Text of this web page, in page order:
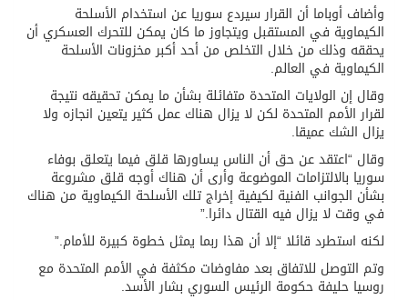
وأضاف أوباما أن القرار سيردع سوريا عن استخدام الأسلحة
الكيماوية في المستقبل ويتجاوز ما كان يمكن للتحرك العسكري أن
يحققه وذلك من خلال التخلص من أحد أكبر مخزونات الأسلحة
الكيماوية في العالم.
وقال إن الولايات المتحدة متفائلة بشأن ما يمكن تحقيقه نتيجة
لقرار الأمم المتحدة لكن لا يزال هناك عمل كثير يتعين انجازه ولا
يزال الشك عميقا.
وقال “اعتقد عن حق أن الناس يساورها قلق فيما يتعلق بوفاء
سوريا بالالتزامات الموضوعة وأرى أن هناك أوجه قلق مشروعة
بشأن الجوانب الفنية لكيفية إخراج تلك الأسلحة الكيماوية من هناك
في وقت لا يزال فيه القتال دائرا.”
لكنه استطرد قائلا “إلا أن هذا ربما يمثل خطوة كبيرة للأمام.”
وتم التوصل للاتفاق بعد مفاوضات مكثفة في الأمم المتحدة مع
روسيا حليفة حكومة الرئيس السوري بشار الأسد.